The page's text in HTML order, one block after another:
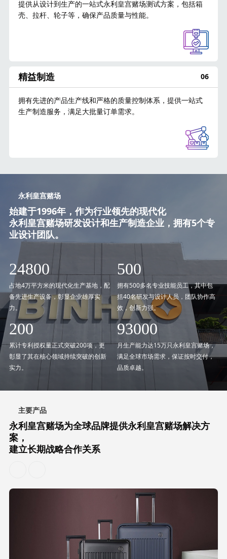
提供从设计到生产的一站式永利皇宫赌场测试方案，包括箱
壳、拉杆、轮子等，确保产品质量与性能。
精益制造 06
拥有先进的产品生产线和严格的质量控制体系，提供一站式
生产制造服务，满足大批量订单需求。
永利皇宫赌场
始建于1996年，作为行业领先的现代化
永利皇宫赌场研发设计和生产制造企业，拥有5个专
业设计团队。
32000
占地4万平方米的现代化生产基地，配
备先进生产设备，彰显企业雄厚实
力。
500
拥有500多名专业技能员工，其中包
括40名研发与设计人员，团队协作高
效，创新力强。
200
累计专利授权量正式突破200项，更
彰显了其在核心领域持续突破的创新
实力。
120000
月生产能力达15万只永利皇宫赌场，
满足全球市场需求，保证按时交付，
品质卓越。
主要产品
永利皇宫赌场为全球品牌提供永利皇宫赌场解决方
案，
建立长期战略合作关系